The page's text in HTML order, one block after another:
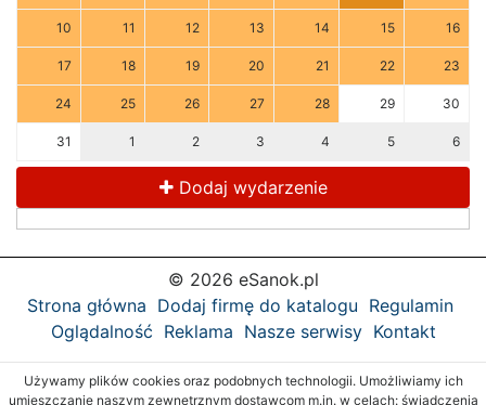
10 11 12 13 14 15 16
17 18 19 20 21 22 23
24 25 26 27 28 29 30
31 1 2 3 4 5 6
Dodaj wydarzenie
© 2026 eSanok.pl
Strona główna Dodaj firmę do katalogu Regulamin
Oglądalność Reklama Nasze serwisy Kontakt
Używamy plików cookies oraz podobnych technologii. Umożliwiamy ich
umieszczanie naszym zewnętrznym dostawcom m.in. w celach: świadczenia